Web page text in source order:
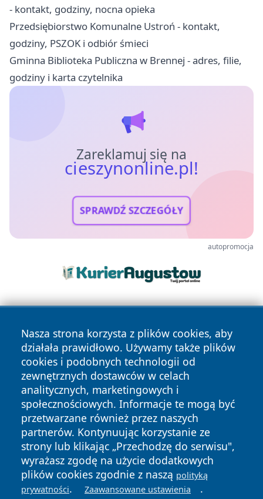
- kontakt, godziny, nocna opieka
Przedsiębiorstwo Komunalne Ustroń - kontakt,
godziny, PSZOK i odbiór śmieci
Gminna Biblioteka Publiczna w Brennej - adres, filie,
godziny i karta czytelnika
Zareklamuj się na
cieszynonline.pl!
SPRAWDŹ SZCZEGÓŁY
autopromocja
Nasza strona korzysta z plików cookies, aby
działała prawidłowo. Używamy także plików
cookies i podobnych technologii od
zewnętrznych dostawców w celach
analitycznych, marketingowych i
społecznościowych. Informacje te mogą być
przetwarzane również przez naszych
partnerów. Kontynuując korzystanie ze
strony lub klikając „Przechodzę do serwisu",
wyrażasz zgodę na użycie dodatkowych
plików cookies zgodnie z naszą polityką
prywatności. Zaawansowane ustawienia .
Copyright © 2026 cieszynonline.pl Wszystkie prawa
zastrzeżone.
News Autorzy
Polityka
Prywatności
Polityka
Cookies